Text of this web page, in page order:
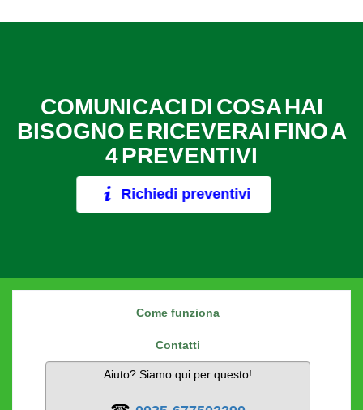
COMUNICACI DI COSA HAI
BISOGNO E RICEVERAI FINO A
4 PREVENTIVI
Richiedi preventivi
Come funziona
Contatti
Aiuto? Siamo qui per questo!